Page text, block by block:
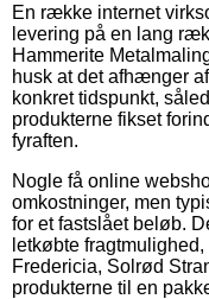
En række internet
levering på en lang
Hammerite
husk at det afhænger
konkret tidspunkt,
produkterne fikset
fyraften.
Nogle få online
omkostninger, men
for et fastslået beløb.
letkøbte
Fredericia, Solrød
produkterne til en